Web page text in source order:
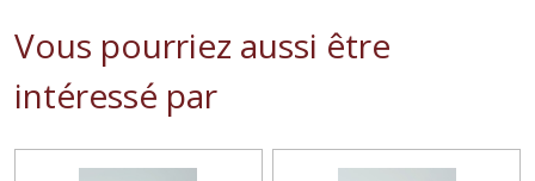
Vous pourriez aussi être
intéressé par